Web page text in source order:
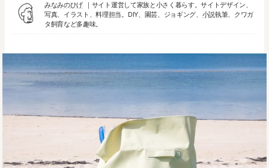
みなみのひげ
サイト運営して家族と小さく暮らす。サイトデザイン、
写真、イラスト、料理担当。DIY、園芸、ジョギング、 小説執筆、クワガ
タ飼育など多趣味。